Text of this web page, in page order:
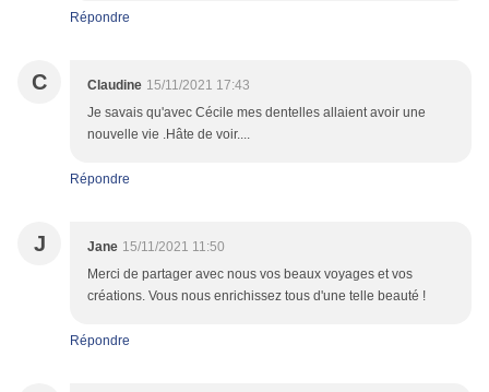
Répondre
C Claudine 15/11/2021 17:43
Je savais qu'avec Cécile mes dentelles allaient avoir une
nouvelle vie .Hâte de voir....
Répondre
J Jane 15/11/2021 11:50
Merci de partager avec nous vos beaux voyages et vos
créations. Vous nous enrichissez tous d'une telle beauté !
Répondre